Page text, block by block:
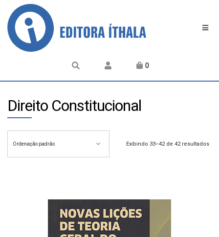
0
Direito Constitucional
Exibindo 33–42 de 42 resultados